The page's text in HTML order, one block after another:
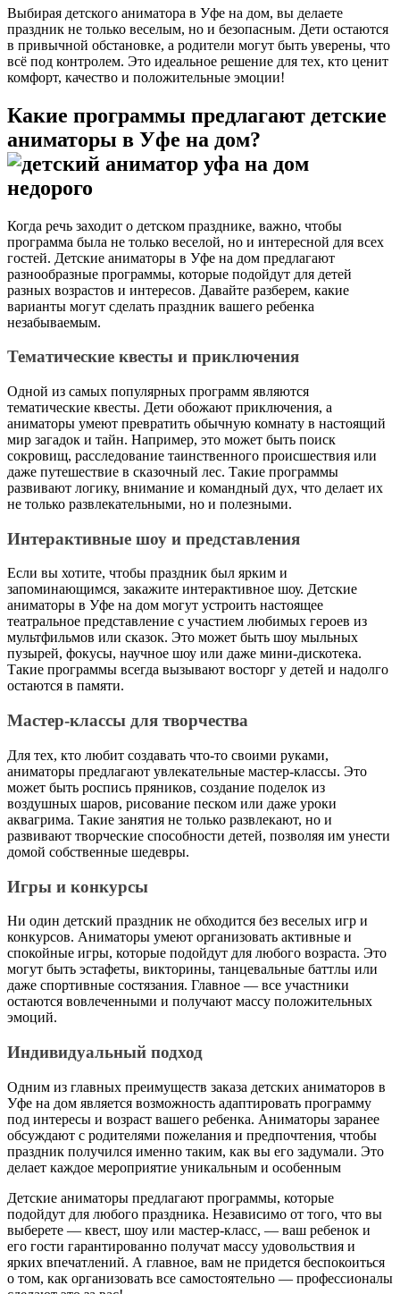
Выбирая детского аниматора в Уфе на дом, вы делаете
праздник не только веселым, но и безопасным. Дети остаются
в привычной обстановке, а родители могут быть уверены, что
всё под контролем. Это идеальное решение для тех, кто ценит
комфорт, качество и положительные эмоции!
Какие программы предлагают детские
аниматоры в Уфе на дом?
Когда речь заходит о детском празднике, важно, чтобы
программа была не только веселой, но и интересной для всех
гостей. Детские аниматоры в Уфе на дом предлагают
разнообразные программы, которые подойдут для детей
разных возрастов и интересов. Давайте разберем, какие
варианты могут сделать праздник вашего ребенка
незабываемым.
Тематические квесты и приключения
Одной из самых популярных программ являются
тематические квесты. Дети обожают приключения, а
аниматоры умеют превратить обычную комнату в настоящий
мир загадок и тайн. Например, это может быть поиск
сокровищ, расследование таинственного происшествия или
даже путешествие в сказочный лес. Такие программы
развивают логику, внимание и командный дух, что делает их
не только развлекательными, но и полезными.
Интерактивные шоу и представления
Если вы хотите, чтобы праздник был ярким и
запоминающимся, закажите интерактивное шоу. Детские
аниматоры в Уфе на дом могут устроить настоящее
театральное представление с участием любимых героев из
мультфильмов или сказок. Это может быть шоу мыльных
пузырей, фокусы, научное шоу или даже мини-дискотека.
Такие программы всегда вызывают восторг у детей и надолго
остаются в памяти.
Мастер-классы для творчества
Для тех, кто любит создавать что-то своими руками,
аниматоры предлагают увлекательные мастер-классы. Это
может быть роспись пряников, создание поделок из
воздушных шаров, рисование песком или даже уроки
аквагрима. Такие занятия не только развлекают, но и
развивают творческие способности детей, позволяя им унести
домой собственные шедевры.
Игры и конкурсы
Ни один детский праздник не обходится без веселых игр и
конкурсов. Аниматоры умеют организовать активные и
спокойные игры, которые подойдут для любого возраста. Это
могут быть эстафеты, викторины, танцевальные баттлы или
даже спортивные состязания. Главное — все участники
остаются вовлеченными и получают массу положительных
эмоций.
Индивидуальный подход
Одним из главных преимуществ заказа детских аниматоров в
Уфе на дом является возможность адаптировать программу
под интересы и возраст вашего ребенка. Аниматоры заранее
обсуждают с родителями пожелания и предпочтения, чтобы
праздник получился именно таким, как вы его задумали. Это
делает каждое мероприятие уникальным и особенным
Детские аниматоры предлагают программы, которые
подойдут для любого праздника. Независимо от того, что вы
выберете — квест, шоу или мастер-класс, — ваш ребенок и
его гости гарантированно получат массу удовольствия и
ярких впечатлений. А главное, вам не придется беспокоиться
о том, как организовать все самостоятельно — профессионалы